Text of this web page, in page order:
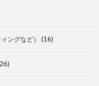
ングなど） (16)